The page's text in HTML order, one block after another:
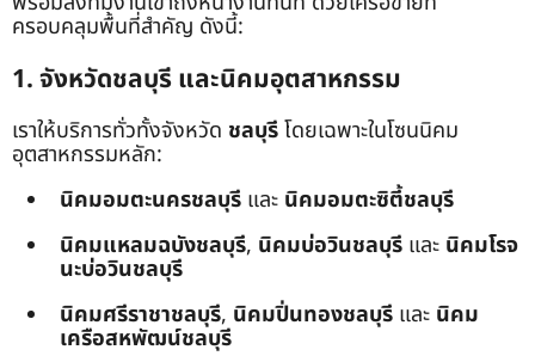
ครอบคลุมพื้นที่สำคัญ ดังนี้:
1. จังหวัดชลบุรี และนิคมอุตสาหกรรม
เราให้บริการทั่วทั้งจังหวัด ชลบุรีโดยเฉพาะในโซนนิคม
อุตสาหกรรมหลัก:
นิคมอมตะนครชลบุรี และ นิคมอมตะซิตี้ชลบุรี
นิคมแหลมฉบังชลบุรี, นิคมบ่อวินชลบุรี และ นิคมโรจ
นะบ่อวินชลบุรี
นิคมศรีราชาชลบุรี, นิคมปิ่นทองชลบุรี และ นิคม
เครือสหพัฒน์ชลบุรี